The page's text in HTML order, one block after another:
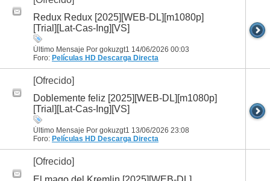
Redux Redux [2025][WEB-DL][m1080p]
[Trial][Lat-Cas-Ing][VS]
Último Mensaje Por gokuzgt1 14/06/2026 00:03
Foro: Películas HD Descarga Directa
[Ofrecido]
Doblemente feliz [2025][WEB-DL][m1080p]
[Trial][Lat-Cas-Ing][VS]
Último Mensaje Por gokuzgt1 13/06/2026 23:08
Foro: Películas HD Descarga Directa
[Ofrecido]